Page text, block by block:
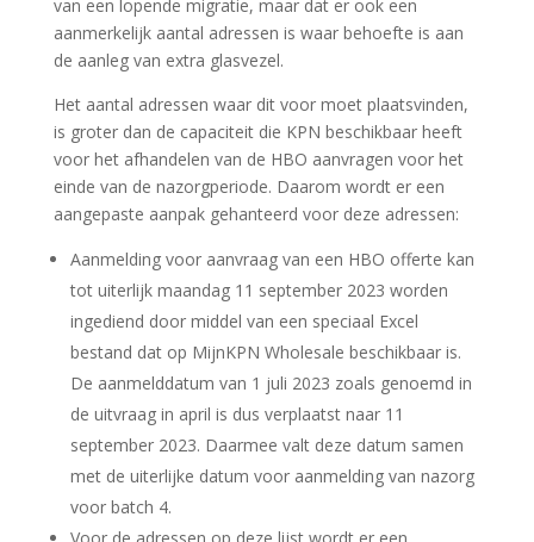
van een lopende migratie, maar dat er ook een
aanmerkelijk aantal adressen is waar behoefte is aan
de aanleg van extra glasvezel.
Het aantal adressen waar dit voor moet plaatsvinden,
is groter dan de capaciteit die KPN beschikbaar heeft
voor het afhandelen van de HBO aanvragen voor het
einde van de nazorgperiode. Daarom wordt er een
aangepaste aanpak gehanteerd voor deze adressen:
Aanmelding voor aanvraag van een HBO offerte kan
tot uiterlijk maandag 11 september 2023 worden
ingediend door middel van een speciaal Excel
bestand dat op MijnKPN Wholesale beschikbaar is.
De aanmelddatum van 1 juli 2023 zoals genoemd in
de uitvraag in april is dus verplaatst naar 11
september 2023. Daarmee valt deze datum samen
met de uiterlijke datum voor aanmelding van nazorg
voor batch 4.